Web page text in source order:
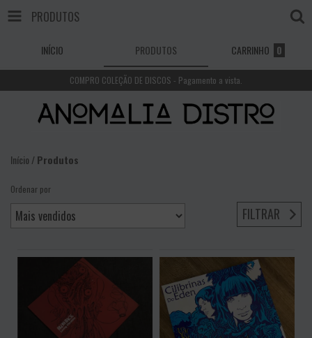
PRODUTOS
INÍCIO PRODUTOS CARRINHO 0
COMPRO COLEÇÃO DE DISCOS - Pagamento a vista.
Início /Produtos
Ordenar por
FILTRAR